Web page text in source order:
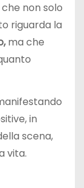
non solo
riguarda la
ma che
in
scena,
vita.